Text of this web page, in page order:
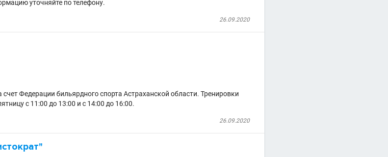
уточняйте по телефону.
26.09.2020
счет Федерации бильярдного спорта Астраханской области. Тренировки
с 11:00 до 13:00 и с 14:00 до 16:00.
26.09.2020